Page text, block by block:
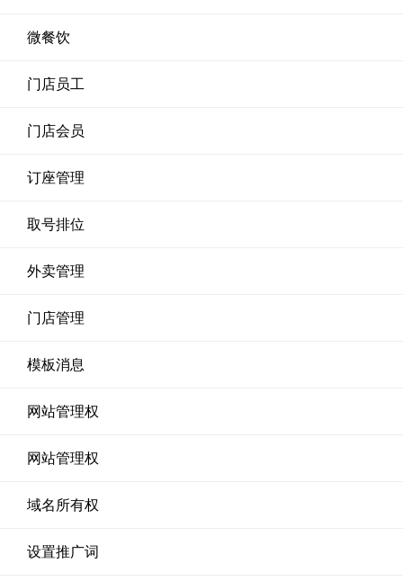
微餐饮
门店员工
门店会员
订座管理
取号排位
外卖管理
门店管理
模板消息
网站管理权
网站管理权
域名所有权
设置推广词